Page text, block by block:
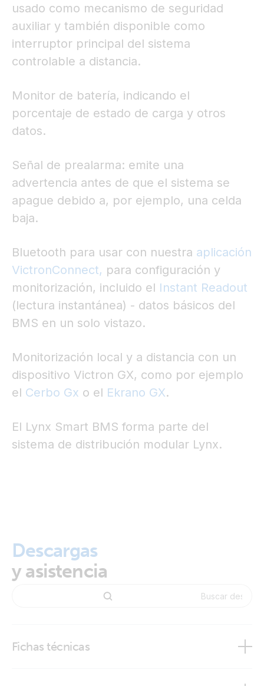
usado como mecanismo de seguridad
auxiliar y también disponible como
interruptor principal del sistema
controlable a distancia.
Monitor de batería, indicando el
porcentaje de estado de carga y otros
datos.
Señal de prealarma: emite una
advertencia antes de que el sistema se
apague debido a, por ejemplo, una celda
baja.
Bluetooth para usar con nuestra aplicación
VictronConnect, para configuración y
monitorización, incluido el Instant Readout
(lectura instantánea) - datos básicos del
BMS en un solo vistazo.
Monitorización local y a distancia con un
dispositivo Victron GX, como por ejemplo
el Cerbo Gx o el Ekrano GX.
El Lynx Smart BMS forma parte del
sistema de distribución modular Lynx.
Descargas
y asistencia
Fichas técnicas